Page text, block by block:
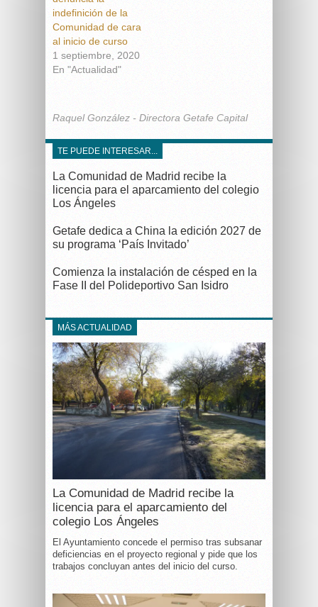
indefinición de la
Comunidad de cara
al inicio de curso
1 septiembre, 2020
En "Actualidad"
Raquel González - Directora Getafe Capital
TE PUEDE INTERESAR...
La Comunidad de Madrid recibe la
licencia para el aparcamiento del colegio
Los Ángeles
Getafe dedica a China la edición 2027 de
su programa ‘País Invitado’
Comienza la instalación de césped en la
Fase II del Polideportivo San Isidro
MÁS ACTUALIDAD
La Comunidad de Madrid recibe la
licencia para el aparcamiento del
colegio Los Ángeles
El Ayuntamiento concede el permiso tras subsanar
deficiencias en el proyecto regional y pide que los
trabajos concluyan antes del inicio del curso.